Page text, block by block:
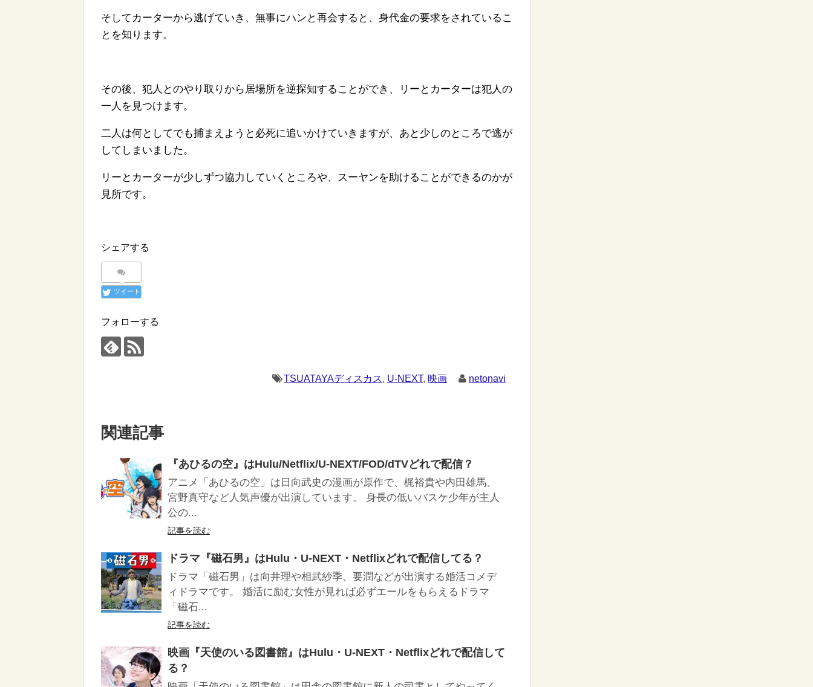
そしてカーターから逃げていき、無事にハンと再会すると、身代金の要求をされているこ
とを知ります。
その後、犯人とのやり取りから居場所を逆探知することができ、リーとカーターは犯人の
一人を見つけます。
二人は何としてでも捕まえようと必死に追いかけていきますが、あと少しのところで逃が
してしまいました。
リーとカーターが少しずつ協力していくところや、スーヤンを助けることができるのかが
見所です。
シェアする
ツイート
フォローする
TSUATAYAディスカス, U-NEXT, 映画 netonavi
関連記事
『あひるの空』はHulu/Netflix/U-NEXT/FOD/dTVどれで配信？
アニメ「あひるの空」は日向武史の漫画が原作で、梶裕貴や内田雄馬、
宮野真守など人気声優が出演しています。 身長の低いバスケ少年が主人
公の...
記事を読む
ドラマ『磁石男』はHulu・U-NEXT・Netflixどれで配信してる？
ドラマ「磁石男」は向井理や相武紗季、要潤などが出演する婚活コメデ
ィドラマです。 婚活に励む女性が見れば必ずエールをもらえるドラマ
「磁石...
記事を読む
映画『天使のいる図書館』はHulu・U-NEXT・Netflixどれで配信して
る？